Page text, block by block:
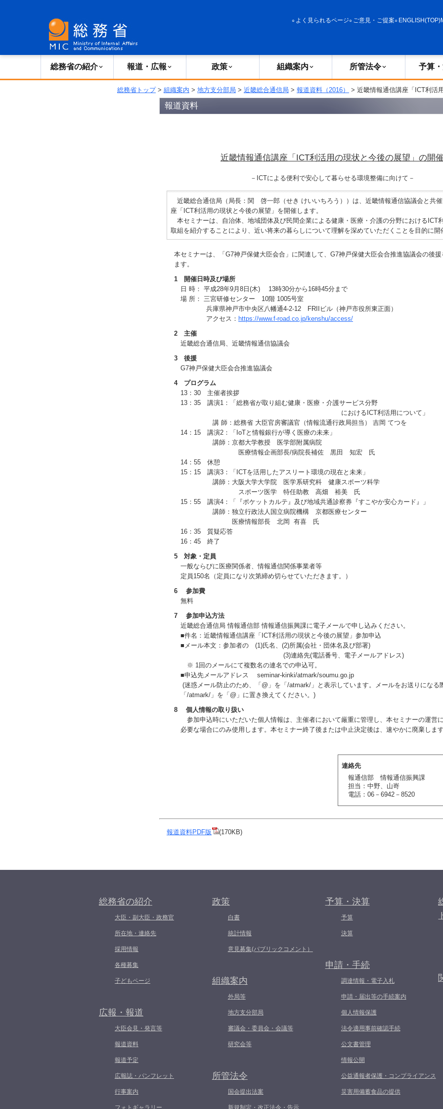
よく見られるページ ご意見・ご提案 ENGLISH(TOP)
総務省の紹介 報道・広報 政策 組織案内 所管法令 予算
総務省トップ> 組織案内 > 地方支分部局 > 近畿総合通信局 > 報道資料（2016） > 近畿情報通信講座「ICT利活
報道資料
近畿情報通信講座「ICT利活用の現状と今後の展望」の開催
－ICTによる便利で安心して暮らせる環境整備に向けて－
近畿総合通信局（局長：関 啓一郎（せき けいいちろう））は、近畿情報通信協議会と共
座「ICT利活用の現状と今後の展望」を開催します。
本セミナーは、自治体、地域団体及び民間企業による健康・医療・介護の分野におけるICT
取組を紹介することにより、近い将来の暮らしについて理解を深めていただくことを目的に開
本セミナーは、「G7神戸保健大臣会合」に関連して、G7神戸保健大臣会合推進協議会の後援
ます。
1 開催日時及び場所
日 時： 平成28年9月8日(木) 13時30分から16時45分まで
場 所： 三宮研修センター 10階 1005号室
兵庫県神戸市中央区八幡通4-2-12 FRIIビル（神戸市役所東正面）
アクセス： https://www.f-road.co.jp/kenshu/access/
2 主催
近畿総合通信局、近畿情報通信協議会
3 後援
G7神戸保健大臣会合推進協議会
4 プログラム
13：30 主催者挨拶
13：35 講演1：「総務省が取り組む健康・医療・介護サービス分野
におけるICT利活用について」
講 師：総務省 大臣官房審議官（情報流通行政局担当） 吉岡 てつを
14：15 講演2：「IoTと情報銀行が導く医療の未来」
講師：京都大学教授 医学部附属病院
医療情報企画部長/病院長補佐 黒田 知宏 氏
14：55 休憩
15：15 講演3：「ICTを活用したアスリート環境の現在と未来」
講師：大阪大学大学院 医学系研究科 健康スポーツ科学
スポーツ医学 特任助教 高畑 裕美 氏
15：55 講演4：「『ポケットカルテ』及び地域共通診察券『すこやか安心カード』」
講師：独立行政法人国立病院機構 京都医療センター
医療情報部長 北岡 有喜 氏
16：35 質疑応答
16：45 終了
5 対象・定員
一般ならびに医療関係者、情報通信関係事業者等
定員150名（定員になり次第締め切らせていただきます。）
6 参加費
無料
7 参加申込方法
近畿総合通信局 情報通信部 情報通信振興課に電子メールで申し込みください。
■件名：近畿情報通信講座「ICT利活用の現状と今後の展望」参加申込
■メール本文：参加者の (1)氏名、(2)所属(会社・団体名及び部署)
(3)連絡先(電話番号、電子メールアドレス)
※ 1回のメールにて複数名の連名での申込可。
■申込先メールアドレス seminar-kinki/atmark/soumu.go.jp
(迷惑メール防止のため、「@」を「/atmark/」と表示しています。メールをお送りになる
「/atmark/」を「@」に置き換えてください。)
8 個人情報の取り扱い
参加申込時にいただいた個人情報は、主催者において厳重に管理し、本セミナーの運営
必要な場合にのみ使用します。本セミナー終了後または中止決定後は、速やかに廃棄します
連絡先
報通信部 情報通信振興課
担当：中野、山嵜
電話：06－6942－8520
報道資料PDF版 (170KB)
総務省の紹介
大臣・副大臣・政務官
所在地・連絡先
採用情報
各種募集
子どもページ
広報・報道
大臣会見・発言等
報道資料
報道予定
広報誌・パンフレット
行事案内
フォトギャラリー
政策
白書
統計情報
意見募集(パブリックコメント）
組織案内
外局等
地方支分部局
審議会・委員会・会議等
研究会等
所管法令
国会提出法案
新規制定・改正法令・告示
予算・決算
予算
決算
申請・手続
調達情報・電子入札
申請・届出等の手続案内
個人情報保護
法令適用事前確認手続
公文書管理
情報公開
公益通報者保護・コンプライアンス
災害用備蓄食品の提供